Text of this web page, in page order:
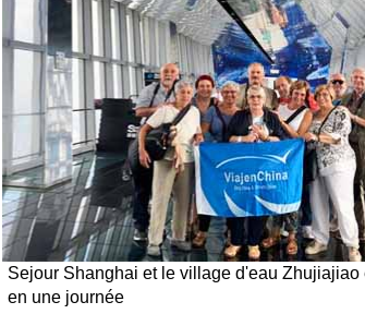
Sejour Shanghai et le village d'eau Zhujiajiao
en une journée